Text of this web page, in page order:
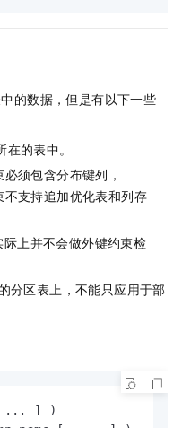
的数据，但是有以下一些
的表中。
必须包含分布键列，
不支持追加优化表和列存
上并不会做外键约束检
分区表上，不能只应用于部
[, ... ] )